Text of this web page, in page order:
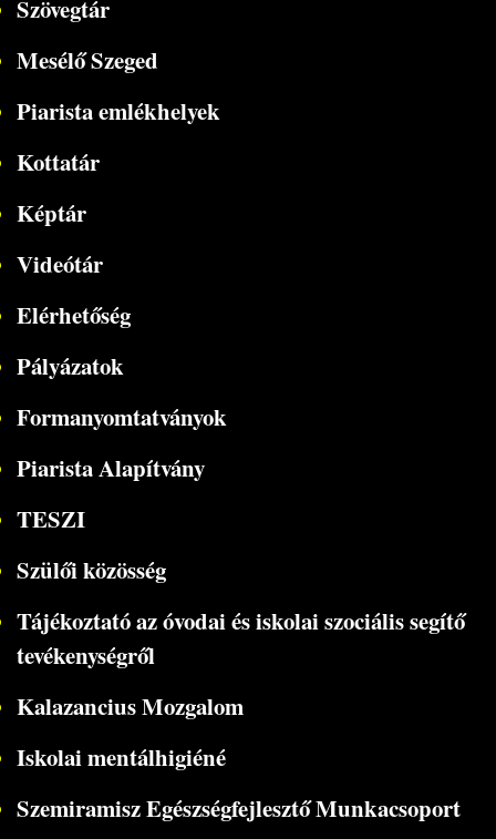
Szövegtár
Mesélő Szeged
Piarista emlékhelyek
Kottatár
Képtár
Videótár
Elérhetőség
Pályázatok
Formanyomtatványok
Piarista Alapítvány
TESZI
Szülői közösség
Tájékoztató az óvodai és iskolai szociális segítő
tevékenységről
Kalazancius Mozgalom
Iskolai mentálhigiéné
Szemiramisz Egészségfejlesztő Munkacsoport